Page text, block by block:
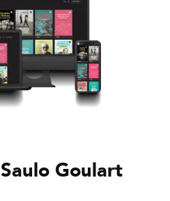
Saulo Goulart